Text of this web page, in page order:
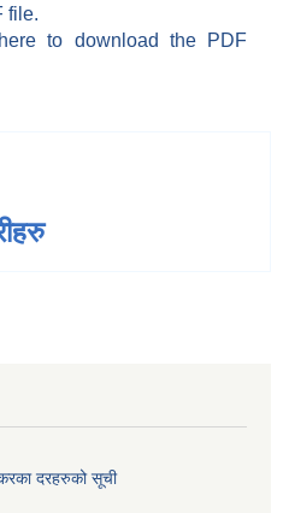
file.
to download the PDF
दरहरुको सूची